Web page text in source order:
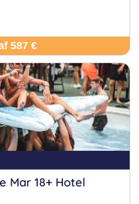
587 €
Mar 18+ Hotel